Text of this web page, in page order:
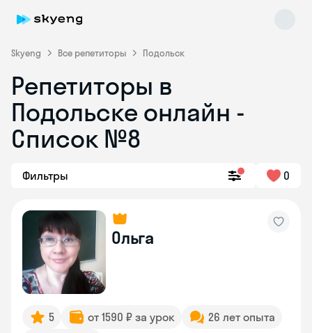
Skyeng Все репетиторы Подольск
Репетиторы в
Подольске онлайн -
Список №8
Фильтры 0
Ольга
5 от 1590 ₽ за урок
26 лет опыта
Skyeng Chat